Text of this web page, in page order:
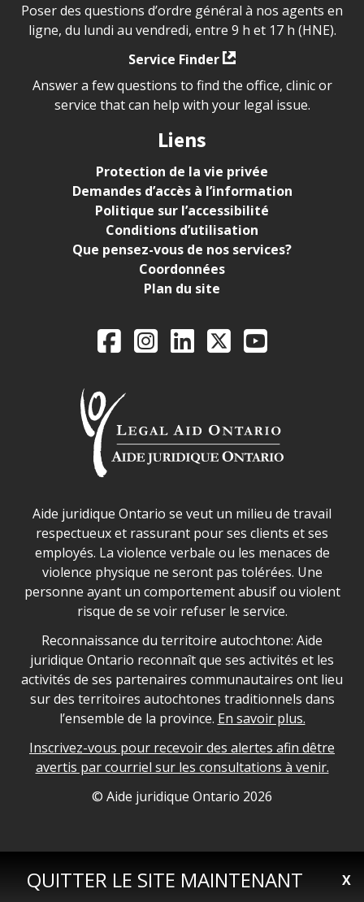
QUITTER LE SITE MAINTENANT X
Poser des questions d’ordre général à nos agents en
ligne, du lundi au vendredi, entre 9 h et 17 h (HNE).
Service Finder
Answer a few questions to find the office, clinic or
service that can help with your legal issue.
Liens
Protection de la vie privée
Demandes d’accès à l’information
Politique sur l’accessibilité
Conditions d’utilisation
Que pensez-vous de nos services?
Coordonnées
Plan du site
Legal Aid Ontario
FacebookInstagram
LinkedIn
X YouTube
Déclaration sur la sécurité dans les locaux d'AJO.
Aide juridique Ontario se veut un milieu de travail
respectueux et rassurant pour ses clients et ses
employés. La violence verbale ou les menaces de
violence physique ne seront pas tolérées. Une
personne ayant un comportement abusif ou violent
risque de se voir refuser le service.
Legal Aid Ontario land acknowledgement
Reconnaissance du territoire autochtone: Aide
juridique Ontario reconnaît que ses activités et les
activités de ses partenaires communautaires ont lieu
sur des territoires autochtones traditionnels dans
l’ensemble de la province. En savoir plus.
Inscrivez-vous pour recevoir des alertes afin dêtre
avertis par courriel sur les consultations à venir.
Legal Aid Ontario copyright information
© Aide juridique Ontario 2026